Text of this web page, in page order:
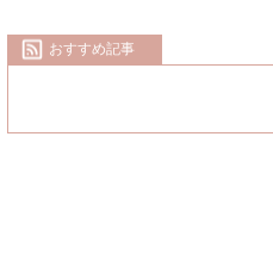
おすすめ記事